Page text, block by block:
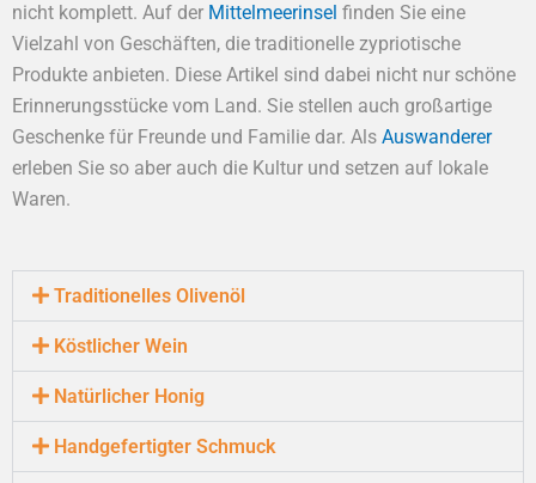
nicht komplett. Auf der Mittelmeerinsel finden Sie eine
Vielzahl von Geschäften, die traditionelle zypriotische
Produkte anbieten. Diese Artikel sind dabei nicht nur schöne
Erinnerungsstücke vom Land. Sie stellen auch großartige
Geschenke für Freunde und Familie dar. Als Auswanderer
erleben Sie so aber auch die Kultur und setzen auf lokale
Waren.
Traditionelles Olivenöl
Köstlicher Wein
Natürlicher Honig
Handgefertigter Schmuck